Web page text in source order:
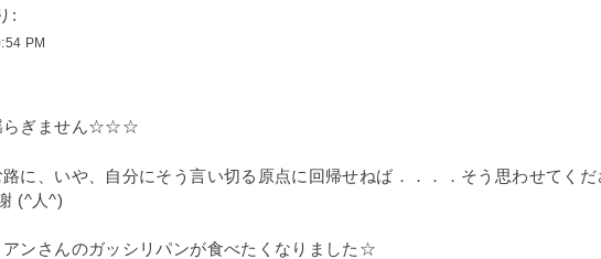
:
PM
らぎません☆☆☆
に、いや、自分にそう言い切る原点に回帰せねば．．．．そう思わせてくだ
(^人^)
ンさんのガッシリパンが食べたくなりました☆